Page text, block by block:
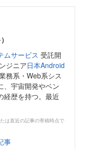
ムサービス 受託開
ジニア日本Android
務系・Web系シス
、宇宙開発やベン
経歴を持つ。最近
は直近の記事の寄稿時点で
事